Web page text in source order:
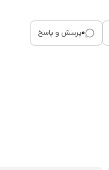
0پرسش و پاسخ